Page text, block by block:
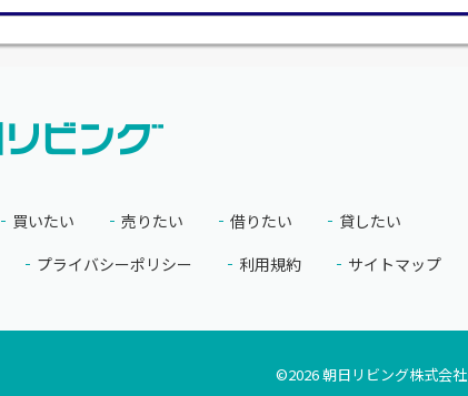
買いたい 売りたい 借りたい
貸したい
プライバシーポリシー 利用規約 サイトマップ
©2026朝日リビング株式会社